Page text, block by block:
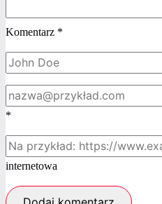
Komentarz *
*
internetowa